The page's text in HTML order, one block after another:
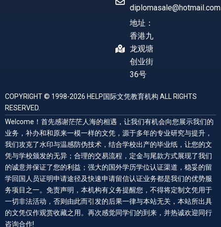
diplomasale@hotmail.com
地址：
香港九
龙观塘
创业街
36号
COPYRIGHT © 1998-2026 HELP国际文凭教育机构 ALL RIGHTS
RESERVED.
Welcome！首先感谢茫茫人海的相遇，让我们有机会向您展示我们的
业务，补办和和原来一模一样的文凭，源于多年的专业研究与提升，
我们攻克了水印与温感防伪技术，结合学校出产的毕业纸，让您的文
凭与学校颁发的无异；合理的交易流程，定金与尾款方式展现了我们
的诚意并保证了您的利益；强大的国外学历学位认证渠道，稳妥的留
学回国人员证明申请途径及快速申请留信认证业务都是我们的优势服
务项目之一。免责声明，本机构有义务提醒您，不得将定制文凭用于
一切非法活动，否则由此而引发的后果一律与本站无关，本站所出具
的文凭仅作观赏收藏之用。再次感觉同学们的到来，并热诚欢迎同行
咨询合作!